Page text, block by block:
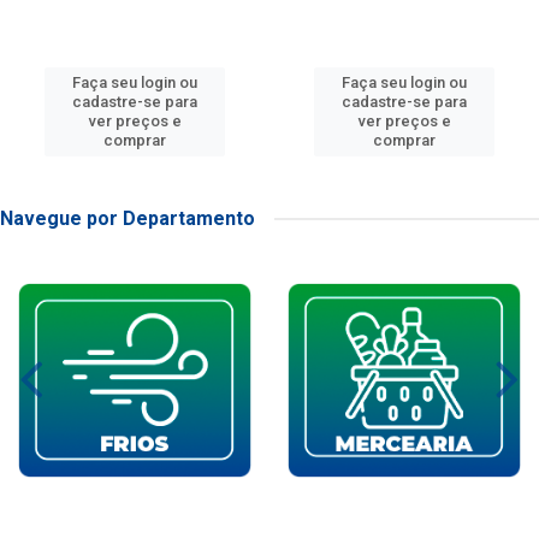
Faça seu login ou
cadastre-se para
ver preços e
comprar
Faça seu login ou
cadastre-se para
ver preços e
comprar
Navegue por Departamento